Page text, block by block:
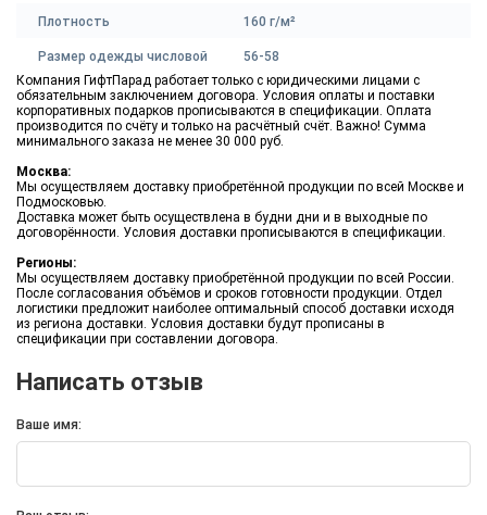
Плотность 160 г/м²
Размер одежды числовой
56-58
Компания ГифтПарад работает только с юридическими лицами с
обязательным заключением договора. Условия оплаты и поставки
корпоративных подарков прописываются в спецификации. Оплата
производится по счёту и только на расчётный счёт. Важно! Сумма
минимального заказа не менее 30 000 руб.
Москва:
Мы осуществляем доставку приобретённой продукции по всей Москве и
Подмосковью.
Доставка может быть осуществлена в будни дни и в выходные по
договорённости. Условия доставки прописываются в спецификации.
Регионы:
Мы осуществляем доставку приобретённой продукции по всей России.
После согласования объёмов и сроков готовности продукции. Отдел
логистики предложит наиболее оптимальный способ доставки исходя
из региона доставки. Условия доставки будут прописаны в
спецификации при составлении договора.
Написать отзыв
Ваше имя: